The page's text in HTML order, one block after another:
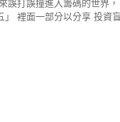
誤打誤撞進入籌碼的世界
」 裡面一部分以分享 投資